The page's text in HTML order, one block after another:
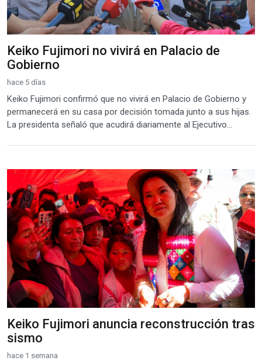
Keiko Fujimori no vivirá en Palacio de
Gobierno
hace 5 días
Keiko Fujimori confirmó que no vivirá en Palacio de Gobierno y
permanecerá en su casa por decisión tomada junto a sus hijas.
La presidenta señaló que acudirá diariamente al Ejecutivo...
Keiko Fujimori anuncia reconstrucción tras
sismo
hace 1 semana